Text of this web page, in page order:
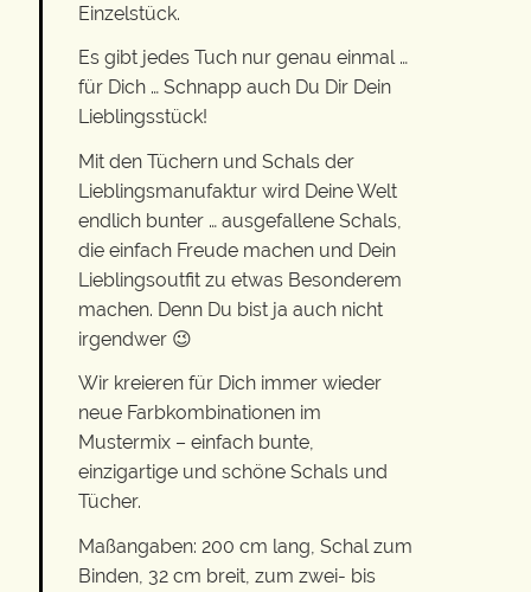
Einzelstück.
Es gibt jedes Tuch nur genau einmal …
für Dich … Schnapp auch Du Dir Dein
Lieblingsstück!
Mit den Tüchern und Schals der
Lieblingsmanufaktur wird Deine Welt
endlich bunter … ausgefallene Schals,
die einfach Freude machen und Dein
Lieblingsoutfit zu etwas Besonderem
machen. Denn Du bist ja auch nicht
irgendwer 😉
Wir kreieren für Dich immer wieder
neue Farbkombinationen im
Mustermix – einfach bunte,
einzigartige und schöne Schals und
Tücher.
Maßangaben: 200 cm lang, Schal zum
Binden, 32 cm breit, zum zwei- bis